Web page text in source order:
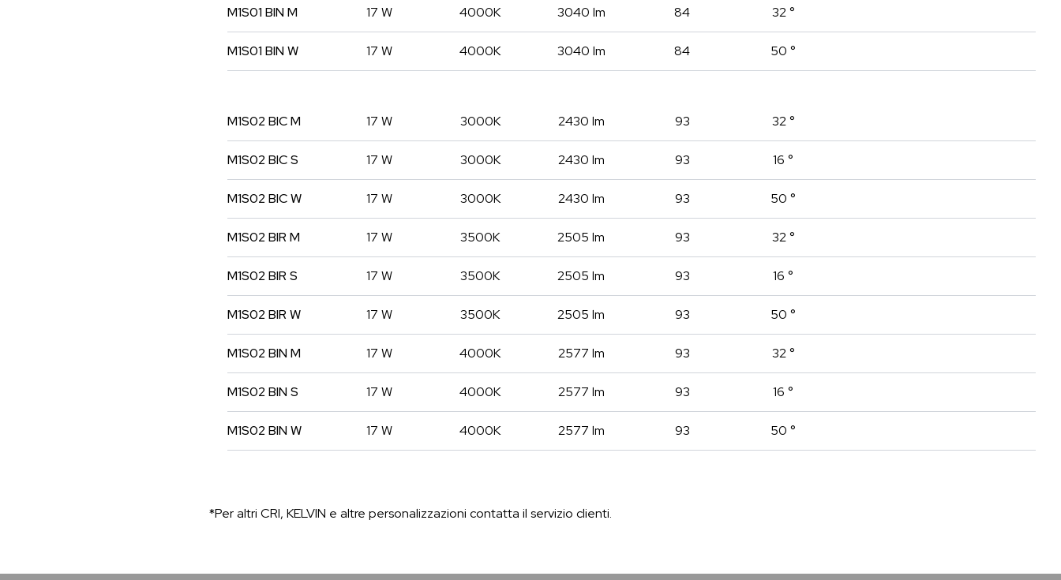
M1S01BIN M 17 W 4000K 3040 lm 84 32 °
M1S01BIN W 17 W 4000K 3040 lm 84 50 °
M1S02 BICM 17 W 3000K 2430 lm 93 32 °
M1S02 BICS 17 W 3000K 2430 lm 93 16 °
M1S02 BICW 17 W 3000K 2430 lm 93 50 °
M1S02 BIR M 17 W 3500K 2505 lm 93 32 °
M1S02 BIR S 17 W 3500K 2505 lm 93 16 °
M1S02 BIR W 17 W 3500K 2505 lm 93 50 °
M1S02 BIN M 17 W 4000K 2577 lm 93 32 °
M1S02 BIN S 17 W 4000K 2577 lm 93 16 °
M1S02 BIN W 17 W 4000K 2577 lm 93 50 °
*Per altri CRI, KELVIN e altre personalizzazioni contatta il servizio clienti.